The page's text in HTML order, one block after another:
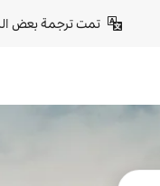
تمت ترجمة بعض